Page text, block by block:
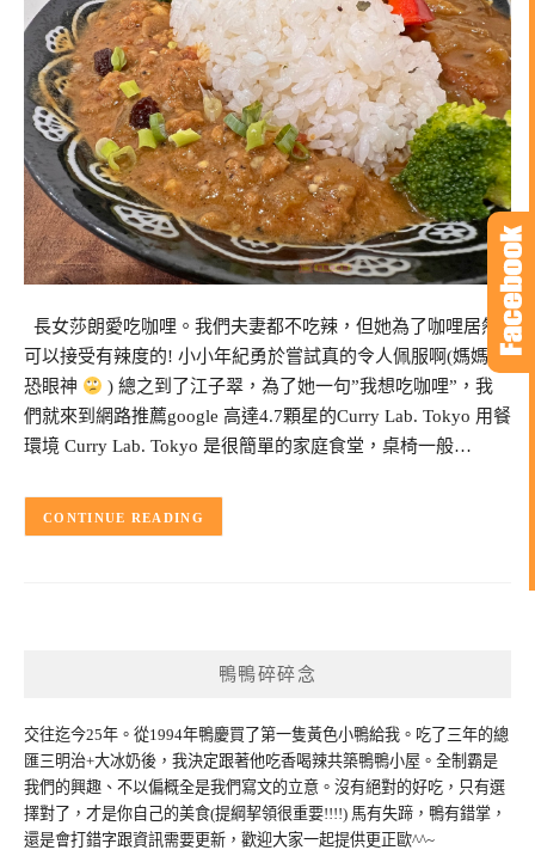
長女莎朗愛吃咖哩。我們夫妻都不吃辣，但她為了咖哩居然
可以接受有辣度的! 小小年紀勇於嘗試真的令人佩服啊(媽媽驚
恐眼神
) 總之到了江子翠，為了她一句”我想吃咖哩”，我
們就來到網路推薦google 高達4.7顆星的Curry Lab. Tokyo 用餐
環境 Curry Lab. Tokyo 是很簡單的家庭食堂，桌椅一般…
CONTINUE READING
鴨鴨碎碎念
交往迄今25年。從1994年鴨慶買了第一隻黃色小鴨給我。吃了三年的總
匯三明治+大冰奶後，我決定跟著他吃香喝辣共築鴨鴨小屋。全制霸是
我們的興趣、不以偏概全是我們寫文的立意。沒有絕對的好吃，只有選
擇對了，才是你自己的美食(提綱挈領很重要!!!!) 馬有失蹄，鴨有錯掌，
還是會打錯字跟資訊需要更新，歡迎大家一起提供更正歐^^~